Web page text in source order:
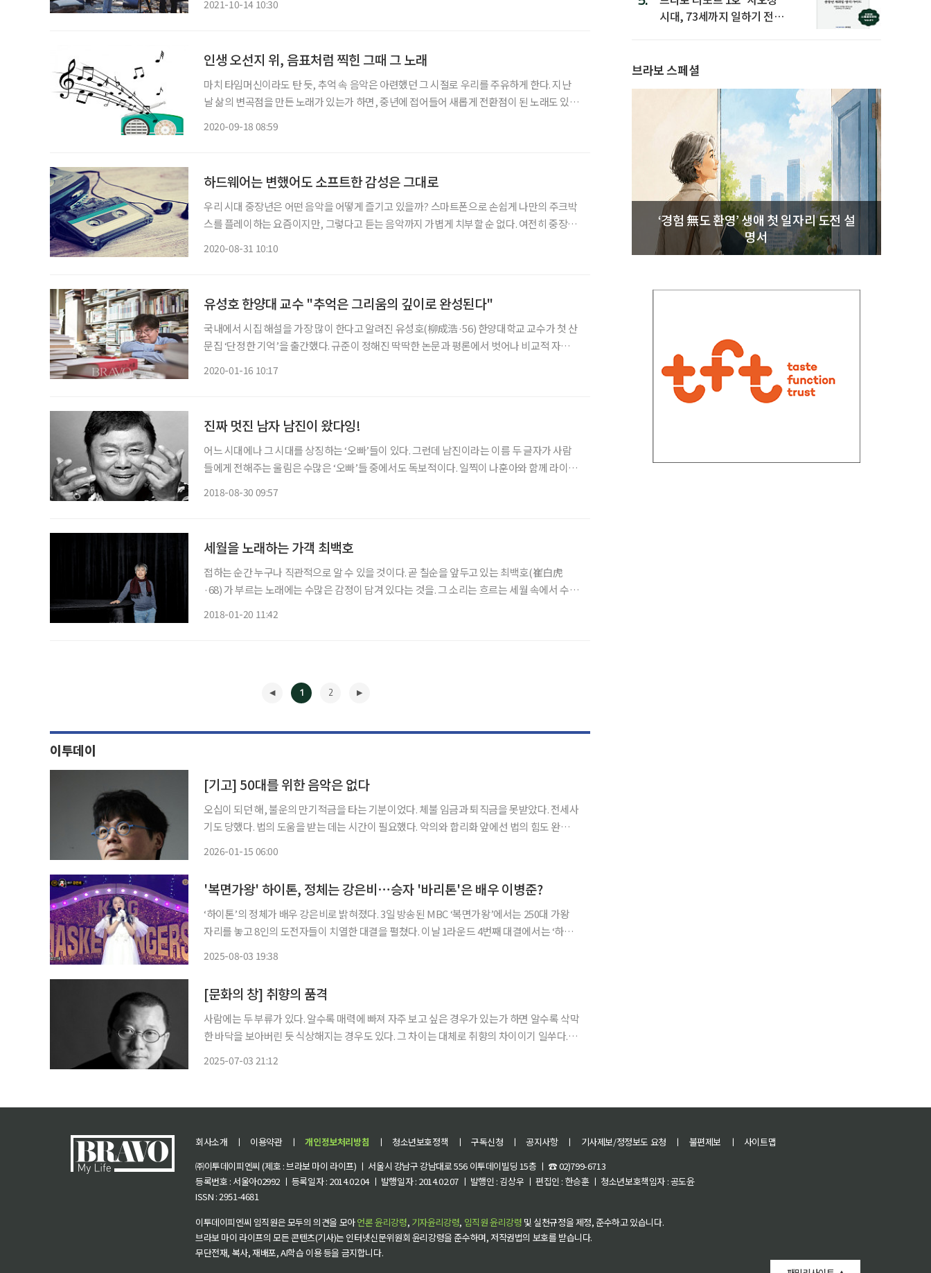
2021-10-14 10:30
인생 오선지 위, 음표처럼 찍힌 그때 그 노래
마치 타임머신이라도 탄 듯, 추억 속 음악은 아련했던 그 시절로 우리를 주유하게 한다. 지난
날 삶의 변곡점을 만든 노래가 있는가 하면, 중년에 접어들어 새롭게 전환점이 된 노래도 있
2020-09-18 08:59
하드웨어는 변했어도 소프트한 감성은 그대로
우리 시대 중장년은 어떤 음악을 어떻게 즐기고 있을까? 스마트폰으로 손쉽게 나만의 주크박
스를 플레이하는 요즘이지만, 그렇다고 듣는 음악까지 가볍게 치부할 순 없다. 여전히 중장년
2020-08-31 10:10
유성호 한양대 교수 "추억은 그리움의 깊이로 완성된다"
국내에서 시집 해설을 가장 많이 한다고 알려진 유성호(柳成浩·56) 한양대학교 교수가 첫 산
문집 ‘단정한 기억’을 출간했다. 규준이 정해진 딱딱한 논문과 평론에서 벗어나 비교적 자유로
2020-01-16 10:17
진짜 멋진 남자 남진이 왔다잉!
어느 시대에나 그 시대를 상징하는 ‘오빠’들이 있다. 그런데 남진이라는 이름 두 글자가 사람
들에게 전해주는 울림은 수많은 ‘오빠’들 중에서도 독보적이다. 일찍이 나훈아와 함께 라이벌
2018-08-30 09:57
세월을 노래하는 가객 최백호
접하는 순간 누구나 직관적으로 알 수 있을 것이다. 곧 칠순을 앞두고 있는 최백호(崔白虎
·68) 가 부르는 노래에는 수많은 감정이 담겨 있다는 것을. 그 소리는 흐르는 세월 속에서 수만
2018-01-20 11:42
1 2
이투데이
[기고] 50대를 위한 음악은 없다
오십이 되던 해, 불운의 만기적금을 타는 기분이었다. 체불 임금과 퇴직금을 못받았다. 전세사
기도 당했다. 법의 도움을 받는 데는 시간이 필요했다. 악의와 합리화 앞에선 법의 힘도 완벽하
2026-01-15 06:00
'복면가왕' 하이톤, 정체는 강은비⋯승자 '바리톤'은 배우 이병준?
‘하이톤’의 정체가 배우 강은비로 밝혀졌다. 3일 방송된 MBC ‘복면가왕’에서는 250대 가왕
자리를 놓고 8인의 도전자들이 치열한 대결을 펼쳤다. 이날 1라운드 4번째 대결에서는 ‘하이
2025-08-03 19:38
[문화의 창] 취향의 품격
사람에는 두 부류가 있다. 알수록 매력에 빠져 자주 보고 싶은 경우가 있는가 하면 알수록 삭막
한 바닥을 보아버린 듯 식상해지는 경우도 있다. 그 차이는 대체로 취향의 차이이기 일쑤다. 이
2025-07-03 21:12
시대, 73세까지 일하기 전략’
브라보 스페셜
‘경험 無도 환영’ 생애 첫 일자리 도전 설
명서
회사소개 ㅣ 이용약관 ㅣ 개인정보처리방침 ㅣ 청소년보호정책 ㅣ 구독신청 ㅣ 공지사항 ㅣ 기사제보/정정보도 요청 ㅣ 불편제보 ㅣ
사이트맵
㈜이투데이피엔씨 (제호 : 브라보 마이 라이프) ㅣ 서울시 강남구 강남대로 556 이투데이빌딩 15층 ㅣ ☎ 02)799-6713
등록번호 : 서울아02992 ㅣ 등록일자 : 2014.02.04 ㅣ 발행일자 : 2014.02.07 ㅣ 발행인 : 김상우 ㅣ 편집인 : 한승훈 ㅣ 청소년보호책임자 : 공도윤
ISSN : 2951-4681
이투데이피엔씨 임직원은 모두의 의견을 모아언론 윤리강령, 기자윤리강령, 임직원 윤리강령 및 실천규정을 제정, 준수하고 있습니다.
브라보 마이 라이프의 모든 콘텐츠(기사)는 인터넷신문위원회 윤리강령을 준수하며, 저작권법의 보호를 받습니다.
무단전재, 복사, 재배포, AI학습 이용 등을 금지합니다.